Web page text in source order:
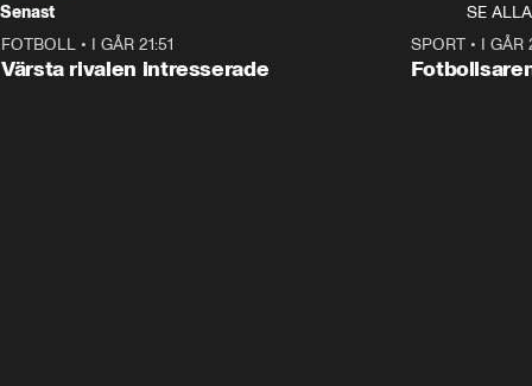
Senast
SE ALLA
FOTBOLL • I GÅR 21:51
Värsta rivalen intresserade
SPORT• I GÅR